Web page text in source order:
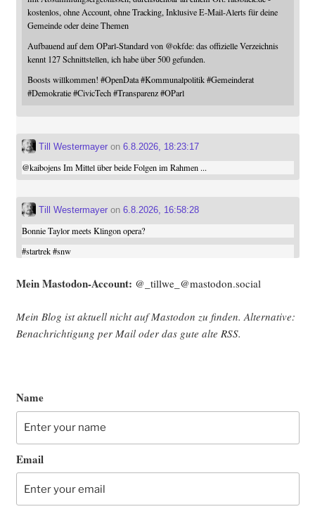
kostenlos, ohne Account, ohne Tracking, Inklusive E-Mail-Alerts für deine
Gemeinde oder deine Themen
Aufbauend auf dem OParl-Standard von @okfde: das offizielle Verzeichnis
kennt 127 Schnittstellen, ich habe über 500 gefunden.
Boosts willkommen! #OpenData #Kommunalpolitik #Gemeinderat
#Demokratie #CivicTech #Transparenz #OParl
Till Westermayeron 6.8.2026, 18:23:17
@kaibojensIm Mittel über beide Folgen im Rahmen ...
Till Westermayeron 6.8.2026, 16:58:28
Bonnie Taylor meets Klingon opera?
#startrek #snw
Mein Mast­o­don-Account: @_tillwe_@mastodon.social
Mein Blog ist aktu­ell nicht auf Mast­o­don zu fin­den. Alter­na­ti­ve:
Benach­rich­ti­gung per Mail oder das gute alte RSS.
Name
Email